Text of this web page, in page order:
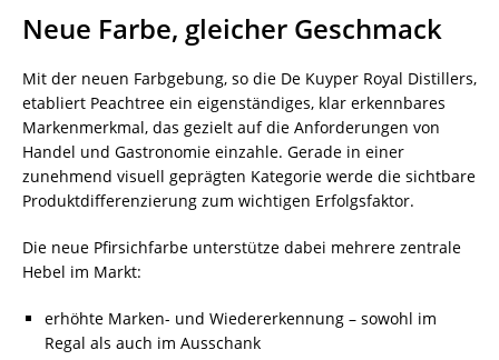
Neue Farbe, gleicher Geschmack
Mit der neuen Farbgebung, so die De Kuyper Royal Distillers,
etabliert Peachtree ein eigenständiges, klar erkennbares
Markenmerkmal, das gezielt auf die Anforderungen von
Handel und Gastronomie einzahle. Gerade in einer
zunehmend visuell geprägten Kategorie werde die sichtbare
Produktdifferenzierung zum wichtigen Erfolgsfaktor.
Die neue Pfirsichfarbe unterstütze dabei mehrere zentrale
Hebel im Markt:
erhöhte Marken- und Wiedererkennung – sowohl im
Regal als auch im Ausschank